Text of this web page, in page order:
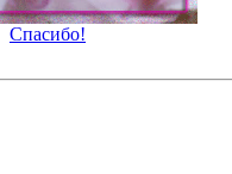
Спасибо!